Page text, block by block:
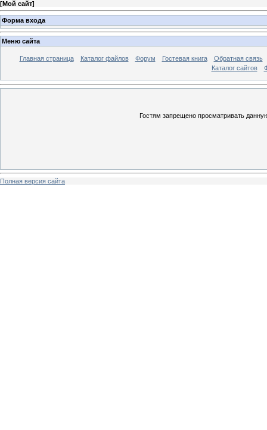
[Мой сайт]
Форма входа
Меню сайта
Главная страница Каталог файлов Форум Гостевая книга
Обратная связь
Каталог сайтов
Гостям запрещено просматривать
Полная версия сайта